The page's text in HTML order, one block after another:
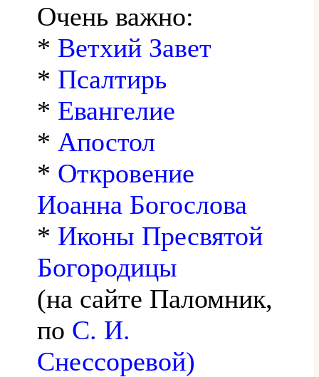
Очень важно:
* Ветхий Завет
* Псалтирь
* Евангелие
* Апостол
* Откровение
Иоанна Богослова
* Иконы Пресвятой
Богородицы
(на сайте Паломник,
по С. И.
Снессоревой)